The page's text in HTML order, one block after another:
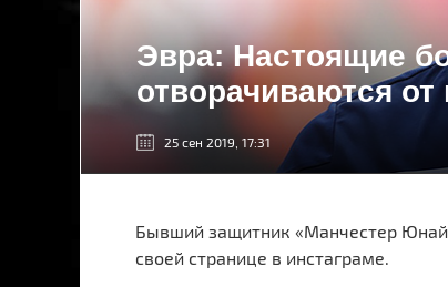
Эвра: Настоящие
отворачиваются
25 сен 2019, 17:31
Бывший защитник «Манчестер
своей странице в инстаграме.